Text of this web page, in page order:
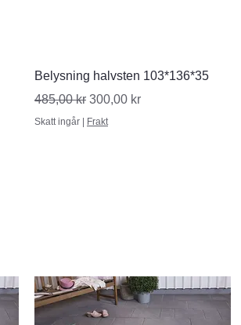
Snabbvisning
Belysning halvsten 103*136*35
Ordinarie pris
485,00 kr Reapris
300,00 kr
Skatt ingår | Frakt